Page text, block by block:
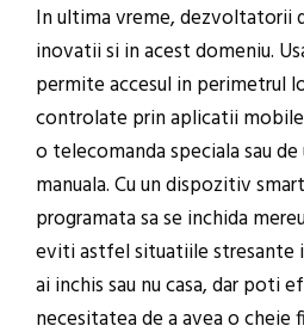
In ultima vreme, dezvoltatorii
inovatii si in acest domeniu.
permite accesul in perimetrul
controlate prin aplicatii
o telecomanda speciala sau
manuala. Cu un dispozitiv
programata sa se inchida
eviti astfel situatiile stresante
ai inchis sau nu casa, dar poti
necesitatea de a avea o cheie